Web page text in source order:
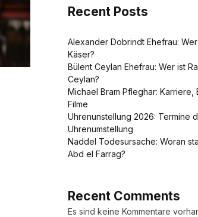
Recent Posts
Alexander Dobrindt Ehefrau:
Käser?
Bülent Ceylan Ehefrau: Wer ist
Ceylan?
Michael Bram Pfleghar: Karriere,
Filme
Uhrenunstellung 2026: Termine
Uhrenumstellung
Naddel Todesursache: Woran
Abd el Farrag?
Recent Comments
Es sind keine Kommentare